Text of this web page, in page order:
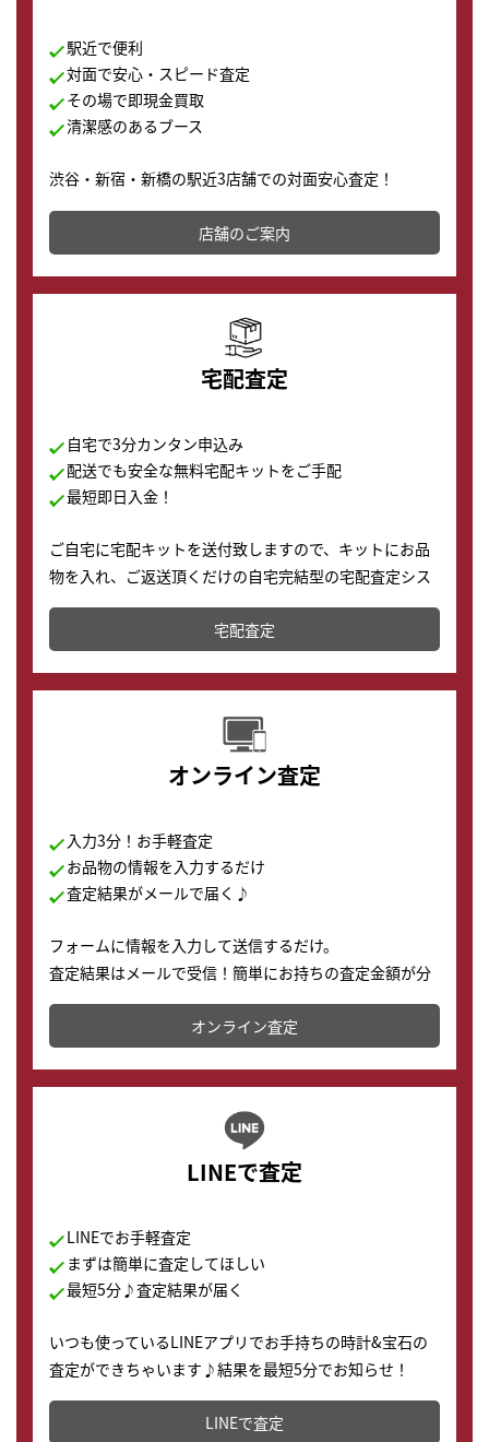
駅近で便利
対面で安心・スピード査定
その場で即現金買取
清潔感のあるブース
渋谷・新宿・新橋の駅近3店舗での対面安心査定！
その場で現金買取致します。渋谷本店では、時計販売の
店舗を併設しており、下取りに出してお得に新しい時計
の購入もできます♪
店舗のご案内
宅配査定
自宅で3分カンタン申込み
配送でも安全な無料宅配キットをご手配
最短即日入金！
ご自宅に宅配キットを送付致しますので、キットにお品
物を入れ、ご返送頂くだけの自宅完結型の宅配査定シス
テムです。
配送でも簡単&安全に査定・買取に出すことが可能で
す。
宅配査定
オンライン査定
入力3分！お手軽査定
お品物の情報を入力するだけ
査定結果がメールで届く♪
フォームに情報を入力して送信するだけ。
査定結果はメールで受信！簡単にお持ちの査定金額が分
かります。
オンライン査定
LINEで査定
LINEでお手軽査定
まずは簡単に査定してほしい
最短5分♪査定結果が届く
いつも使っているLINEアプリでお手持ちの時計&宝石の
査定ができちゃいます♪結果を最短5分でお知らせ！
どこからでもすぐに査定金額を知ることが出来ます。
LINEで査定